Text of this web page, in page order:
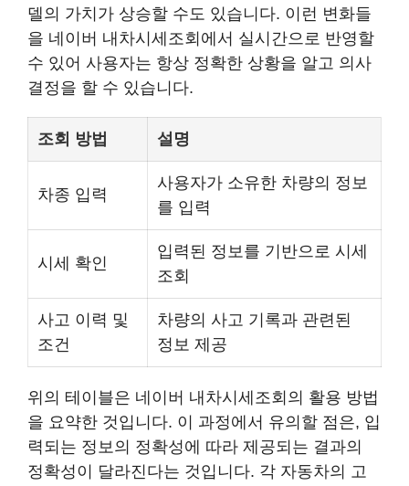
델의 가치가 상승할 수도 있습니다. 이런 변화들
을 네이버 내차시세조회에서 실시간으로 반영할
수 있어 사용자는 항상 정확한 상황을 알고 의사
결정을 할 수 있습니다.
조회 방법 설명
차종 입력
사용자가 소유한 차량의 정보
를 입력
시세 확인
입력된 정보를 기반으로 시세
조회
사고 이력 및
조건
차량의 사고 기록과 관련된
정보 제공
위의 테이블은 네이버 내차시세조회의 활용 방법
을 요약한 것입니다. 이 과정에서 유의할 점은, 입
력되는 정보의 정확성에 따라 제공되는 결과의
정확성이 달라진다는 것입니다. 각 자동차의 고